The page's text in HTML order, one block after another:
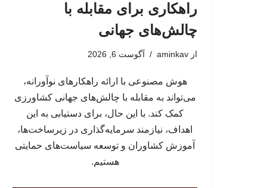
راهکاری برای مقابله با
چالش‌های جهانی
از aminkav آگوست 6, 2026
هوش مصنوعی با ارائه راهکارهای نوآورانه،
می‌تواند به مقابله با چالش‌های جهانی کشاورزی
کمک کند. با این حال، برای دستیابی به این
اهداف، نیازمند سرمایه‌گذاری در زیرساخت‌ها،
آموزش کشاوران و توسعه سیاست‌های حمایتی
هستیم.